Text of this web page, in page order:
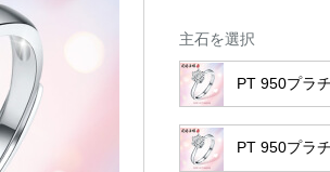
主石を選択
PT 950プラ
PT 950プラ